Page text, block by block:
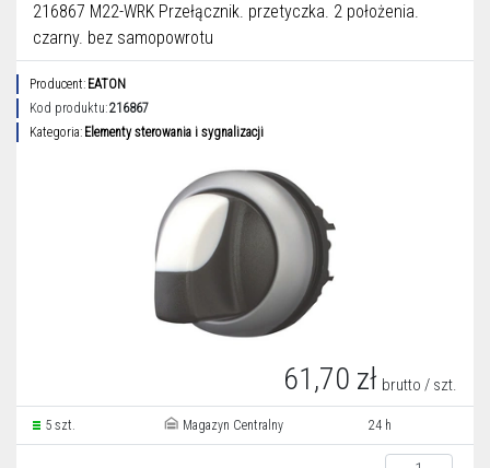
216867 M22-WRK Przełącznik. przetyczka. 2 położenia.
czarny. bez samopowrotu
Producent: EATON
Kod produktu:216867
Kategoria: Elementy sterowania i sygnalizacji
61,70 zł brutto / szt.
5 szt. Magazyn Centralny 24 h